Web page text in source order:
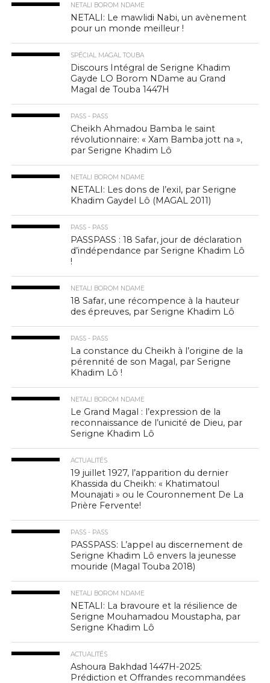
NETALI BOROM NDAME
NETALI: Le mawlidi Nabi, un avènement
pour un monde meilleur !
SPÉCIAL MAGAL TOUBA
Discours Intégral de Serigne Khadim
Gayde LO Borom NDame au Grand
Magal de Touba 1447H
PASS - PASS
Cheikh Ahmadou Bamba le saint
révolutionnaire: « Xam Bamba jott na »,
par Serigne Khadim Lô
NETALI BOROM NDAME
NETALI: Les dons de l’exil, par Serigne
Khadim Gaydel Lô (MAGAL 2011)
PASS - PASS
PASSPASS : 18 Safar, jour de déclaration
d’indépendance par Serigne Khadim Lô
!
NETALI BOROM NDAME
18 Safar, une récompence à la hauteur
des épreuves, par Serigne Khadim Lô
PASS - PASS
La constance du Cheikh à l’origine de la
pérennité de son Magal, par Serigne
Khadim Lô !
NETALI BOROM NDAME
Le Grand Magal : l’expression de la
reconnaissance de l’unicité de Dieu, par
Serigne Khadim Lô
ACTUALITÉS
19 juillet 1927, l’apparition du dernier
Khassida du Cheikh: « Khatimatoul
Mounajati » ou le Couronnement De La
Prière Fervente!
PASS - PASS
PASSPASS: L’appel au discernement de
Serigne Khadim Lô envers la jeunesse
mouride (Magal Touba 2018)
NETALI BOROM NDAME
NETALI: La bravoure et la résilience de
Serigne Mouhamadou Moustapha, par
Serigne Khadim Lô
ACTUALITÉS
Ashoura Bakhdad 1447H-2025:
Prédiction et Offrandes recommandées